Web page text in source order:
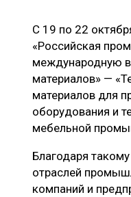
ЛОГИСТИКА
ЦБП
ЭКСПЕРТНОЕ
С 19 по 22
«Российская
международную
материалов» —
материалов для
оборудования и
мебельной
Благодаря
отраслей
компаний и